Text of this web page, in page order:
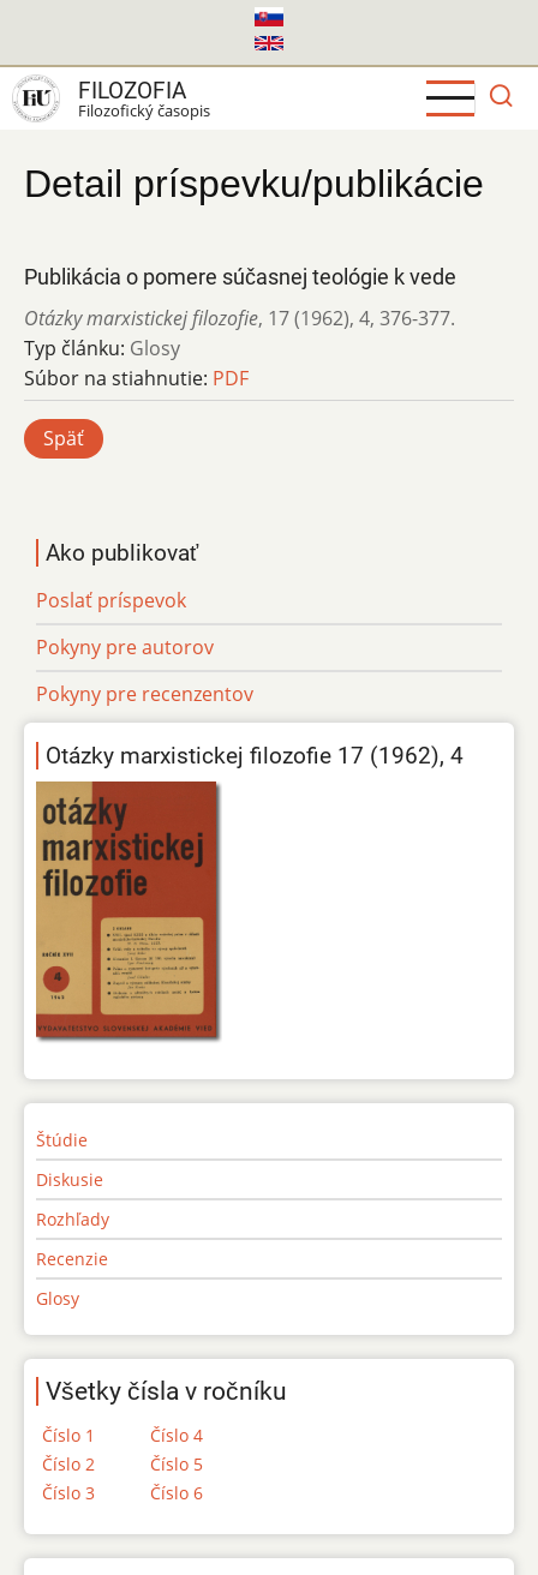
hlavný
obsah
FILOZOFIA
Filozofický časopis
Detail príspevku/publikácie
Publikácia o pomere súčasnej teológie k vede
Otázky marxistickej filozofie, 17 (1962), 4, 376-377.
Typ článku: Glosy
Súbor na stiahnutie: PDF
Späť
Ako publikovať
Poslať príspevok
Pokyny pre autorov
Pokyny pre recenzentov
Otázky marxistickej filozofie 17 (1962), 4
Štúdie
Diskusie
Rozhľady
Recenzie
Glosy
Všetky čísla v ročníku
Číslo 1
Číslo 2
Číslo 3
Číslo 4
Číslo 5
Číslo 6